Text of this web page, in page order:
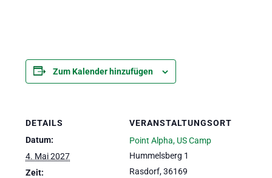
Zum Kalender hinzufügen
DETAILS
Datum:
4. Mai 2027
Zeit:
VERANSTALTUNGSORT
Point Alpha, US Camp
Hummelsberg 1
Rasdorf, 36169